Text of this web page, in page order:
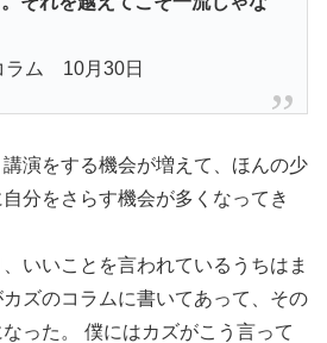
ラム 10月30日
演をする機会が増えて、ほんの少
分をさらす機会が多くなってき
いいことを言われているうちはま
ズのコラムに書いてあって、その
った。
僕にはカズがこう言って